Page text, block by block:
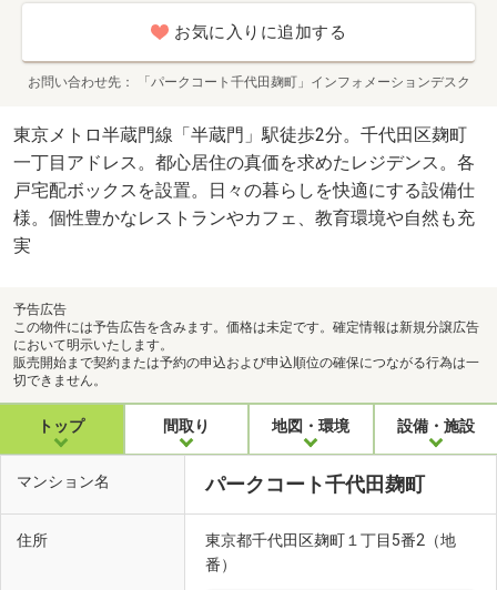
お気に入りに追加する
お問い合わせ先 「パークコート千代田麹町」インフォメーションデスク
東京メトロ半蔵門線「半蔵門」駅徒歩2分。千代田区麹町
一丁目アドレス。都心居住の真価を求めたレジデンス。各
戸宅配ボックスを設置。日々の暮らしを快適にする設備仕
様。個性豊かなレストランやカフェ、教育環境や自然も充
実
予告広告
この物件には予告広告を含みます。価格は未定です。確定情報は新規分譲広告
において明示いたします。
販売開始まで契約または予約の申込および申込順位の確保につながる行為は一
切できません。
トップ 間取り 地図・環境 設備・施設
マンション名 パークコート千代田麹町
住所
東京都千代田区麹町１丁目5番2（地
番）